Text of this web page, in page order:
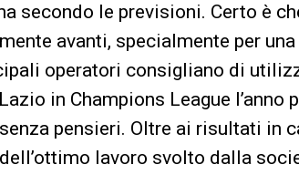
secondo le previsioni. Certo è
avanti, specialmente per
operatori consigliano di
in Champions League
pensieri. Oltre ai risultati in
lavoro svolto dalla